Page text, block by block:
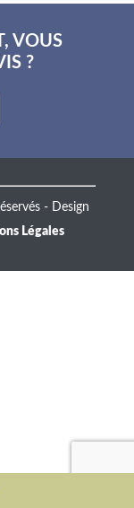
VOUS
?
- Design
Légales